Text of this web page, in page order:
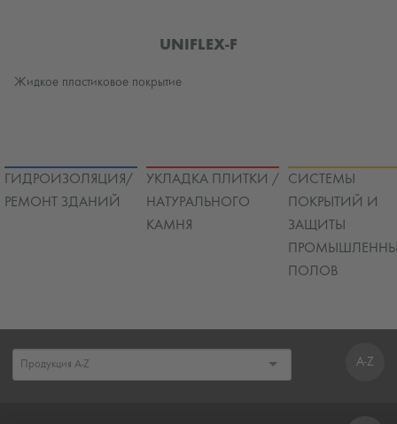
UNIFLEX-F
Жидкое пластиковое покрытие
ГИДРОИЗОЛЯЦИЯ/
РЕМОНТ ЗДАНИЙ
УКЛАДКА ПЛИТКИ /
НАТУРАЛЬНОГО
КАМНЯ
СИСТЕМЫ
ПОКРЫТИЙ И
ЗАЩИТЫ
ПОЛОВ
A-Z